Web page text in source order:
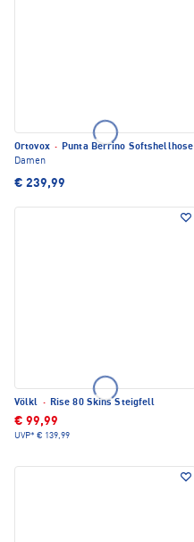
Ortovox · Punta Berrino Softshellhose
Damen
€ 239,99
Völkl · Rise 80 Skins Steigfell
€ 99,99
UVP* € 139,99